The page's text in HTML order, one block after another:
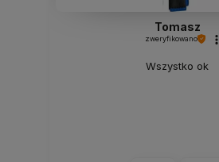
Tomasz
zweryfikowano
Wszystko ok